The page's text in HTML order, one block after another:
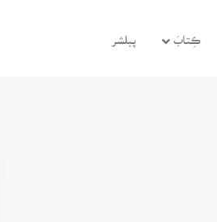
ڪِتابَ پبلشر